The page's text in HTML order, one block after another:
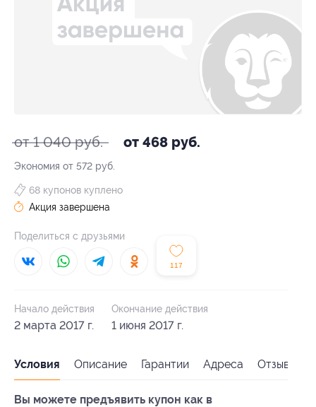
от 1 040 руб. от 468 руб.
Экономия от 572 руб.
117
68 купонов куплено
Акция завершена
Поделиться с друзьями
Начало действия
2 марта 2017 г.
Окончание действия
1 июня 2017 г.
Условия Описание Гарантии Адреса Отзывы
Вы можете предъявить купон как в